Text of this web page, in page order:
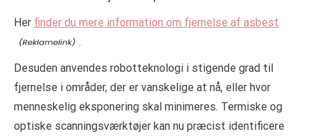
Her finder du mere information om fjernelse af asbest
.
Desuden anvendes robotteknologi i stigende grad til
fjernelse i områder, der er vanskelige at nå, eller hvor
menneskelig eksponering skal minimeres. Termiske og
optiske scanningsværktøjer kan nu præcist identificere